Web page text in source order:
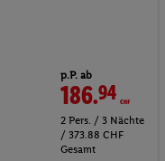
p.P. ab
186.94CHF
2 Pers. / 3 Nächte
/ 373.88 CHF
Gesamt